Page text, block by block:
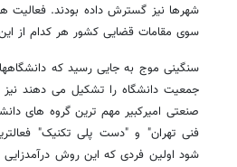
شهرها نیز گسترش داده بودند. فعالیت
سوی مقامات قضایی کشور هر کدام از این
سنگینی موج به جایی رسید که
جمعیت دانشگاه را تشکیل می دهند نیز
صنعتی امیرکبیر مهم ترین گروه های
فنی تهران" و "دست پلی تکنیک"
شود اولین فردی که این روش